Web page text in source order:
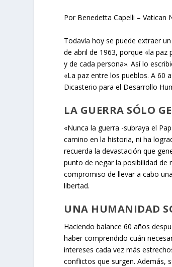
Por Benedetta Capelli – Vatican
Todavía hoy se puede extraer
de abril de 1963, porque «la
y de cada persona». Así lo
«La paz entre los pueblos. A 60
Dicasterio para el Desarrollo
LA GUERRA SÓLO
«Nunca la guerra -subraya el
camino en la historia, ni ha
recuerda la devastación que
punto de negar la posibilidad de
compromiso de llevar a cabo
libertad.
UNA HUMANIDAD
Haciendo balance 60 años
haber comprendido cuán
intereses cada vez más
conflictos que surgen. Además,